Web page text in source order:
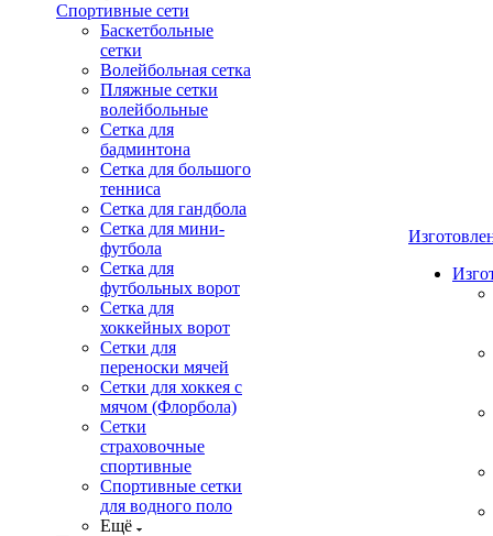
Спортивные сети
Баскетбольные
сетки
Волейбольная сетка
Пляжные сетки
волейбольные
Сетка для
бадминтона
Сетка для большого
тенниса
Сетка для гандбола
Сетка для мини-
футбола
Сетка для
футбольных ворот
Сетка для
хоккейных ворот
Сетки для
переноски мячей
Сетки для хоккея с
мячом (Флорбола)
Сетки
страховочные
спортивные
Спортивные сетки
для водного поло
Ещё